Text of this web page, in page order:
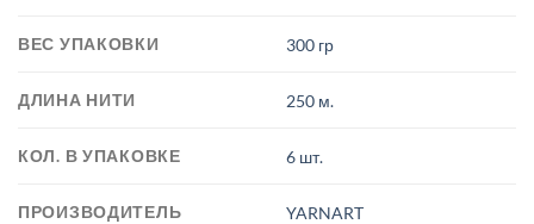
ВЕС УПАКОВКИ 300 гр
ДЛИНА НИТИ 250 м.
КОЛ. В УПАКОВКЕ 6 шт.
ПРОИЗВОДИТЕЛЬ YARNART